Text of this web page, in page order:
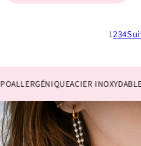
1234
ACIER INOXYDABLE